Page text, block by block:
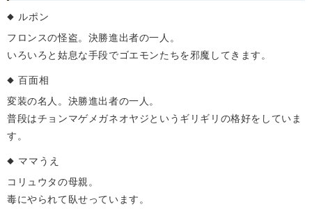
ルポン
フロンスの怪盗。決勝進出者の一人。
いろいろと姑息な手段でゴエモンたちを邪魔してきます。
百面相
変装の名人。決勝進出者の一人。
普段はチョンマゲメガネオヤジというギリギリの格好をしていま
す。
ママうえ
コリュウタの母親。
毒にやられて臥せっています。